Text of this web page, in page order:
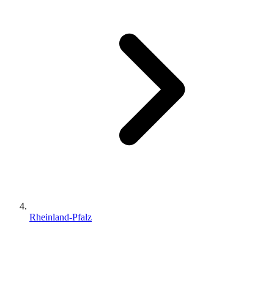
Rheinland-Pfalz